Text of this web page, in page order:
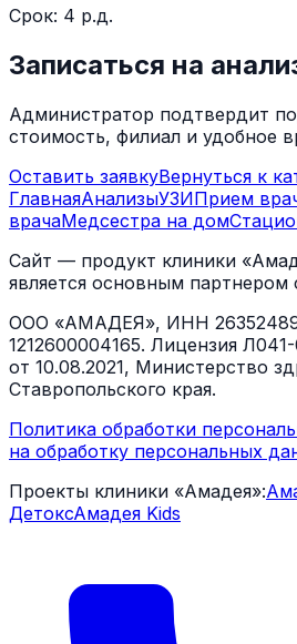
Срок: 4 р.д.
Записаться на
Администратор подтвердит
стоимость, филиал и удобное
Оставить заявкуВернуться к
ГлавнаяАнализыУЗИПрием
врачаМедсестра на дом
Сайт — продукт клиники
является основным
ООО «АМАДЕЯ», ИНН
1212600004165. Лицензия
от 10.08.2021, Министерство
Ставропольского края.
Политика обработки
на обработку персональных
Проекты клиники «Амадея»:
ДетоксАмадея Kids